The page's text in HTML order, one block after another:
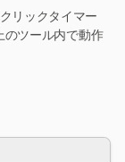
リックタイマー
ツール内で動作